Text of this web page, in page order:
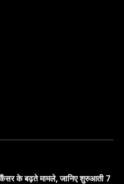
के बढ़ते मामले, जानिए शुरुआती 7